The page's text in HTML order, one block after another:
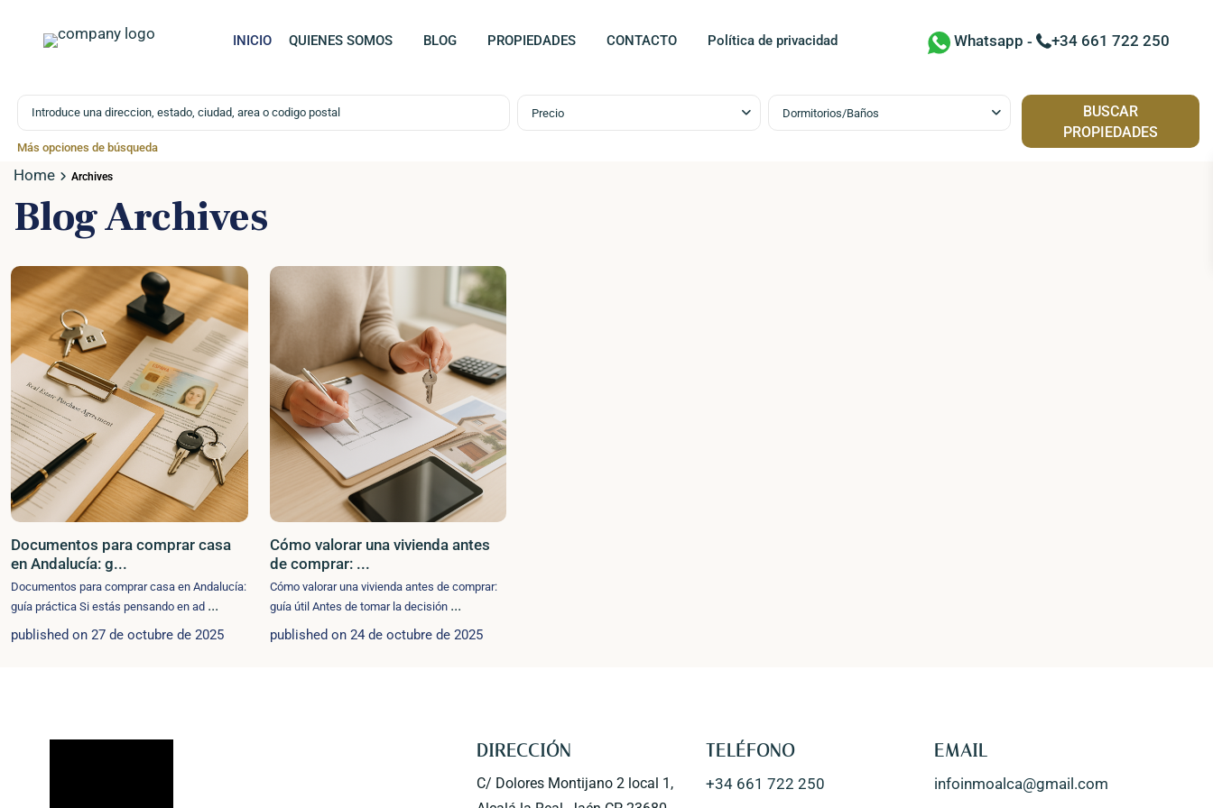
INICIO QUIENES SOMOS BLOG PROPIEDADES CONTACTO Política de privacidad Whatsapp
Contactar por WhatsApp
- +34 661 722 250
Precio Dormitorios/Baños
Más opciones de búsqueda
BUSCAR
PROPIEDADES
Home Archives
Blog Archives
Documentos para comprar casa
en Andalucía: g...
Documentos para comprar casa en Andalucía:
guía práctica Si estás pensando en ad ...
published on 27 de octubre de 2025
Cómo valorar una vivienda antes
de comprar: ...
Cómo valorar una vivienda antes de comprar:
guía útil Antes de tomar la decisión ...
published on 24 de octubre de 2025
DIRECCIÓN
C/ Dolores Montijano 2 local 1,
TELÉFONO
+34 661 722 250
EMAIL
infoinmoalca@gmail.com